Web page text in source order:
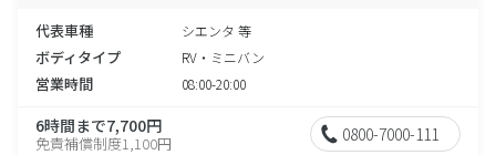
代表車種 シエンタ 等
ボディタイプ RV・ミニバン
営業時間 08:00-20:00
6時間まで7,700円
免責補償制度1,100円 0800-7000-111